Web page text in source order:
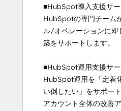
■HubSpot導入支援サー
HubSpotの専門チーム
ル/オペレーションに即
築をサポートします。
■HubSpot運用支援サー
HubSpot運用を「定着
い倒したい」をサポート
アカウント全体の改善